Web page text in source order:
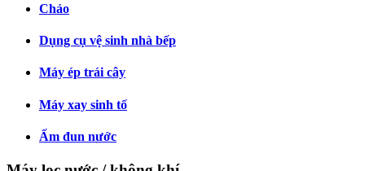
Chảo
Dụng cụ vệ sinh nhà bếp
Máy ép trái cây
Máy xay sinh tố
Ấm đun nước